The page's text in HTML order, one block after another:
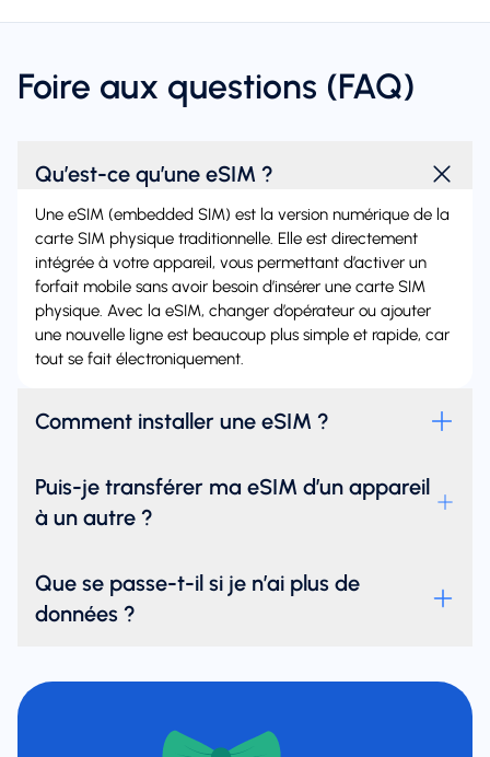
Foire aux questions (FAQ)
Qu’est-ce qu’une eSIM ?
Une eSIM (embedded SIM) est la version numérique de la
carte SIM physique traditionnelle. Elle est directement
intégrée à votre appareil, vous permettant d’activer un
forfait mobile sans avoir besoin d’insérer une carte SIM
physique. Avec la eSIM, changer d’opérateur ou ajouter
une nouvelle ligne est beaucoup plus simple et rapide, car
tout se fait électroniquement.
Comment installer une eSIM ?
Puis-je transférer ma eSIM d’un appareil
à un autre ?
Que se passe-t-il si je n’ai plus de
données ?